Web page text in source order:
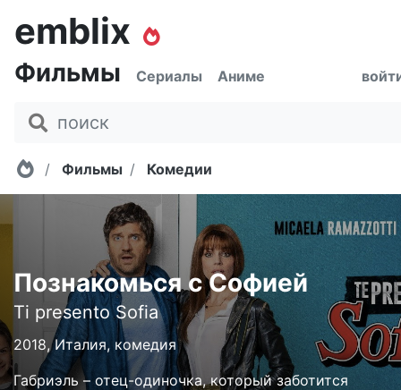
emblix
Фильмы Сериалы Аниме
Главная
Фильмы Комедии
Познакомься с Софией
Ti presento Sofia
2018, Италия, комедия
Габриэль – отец-одиночка, который заботится